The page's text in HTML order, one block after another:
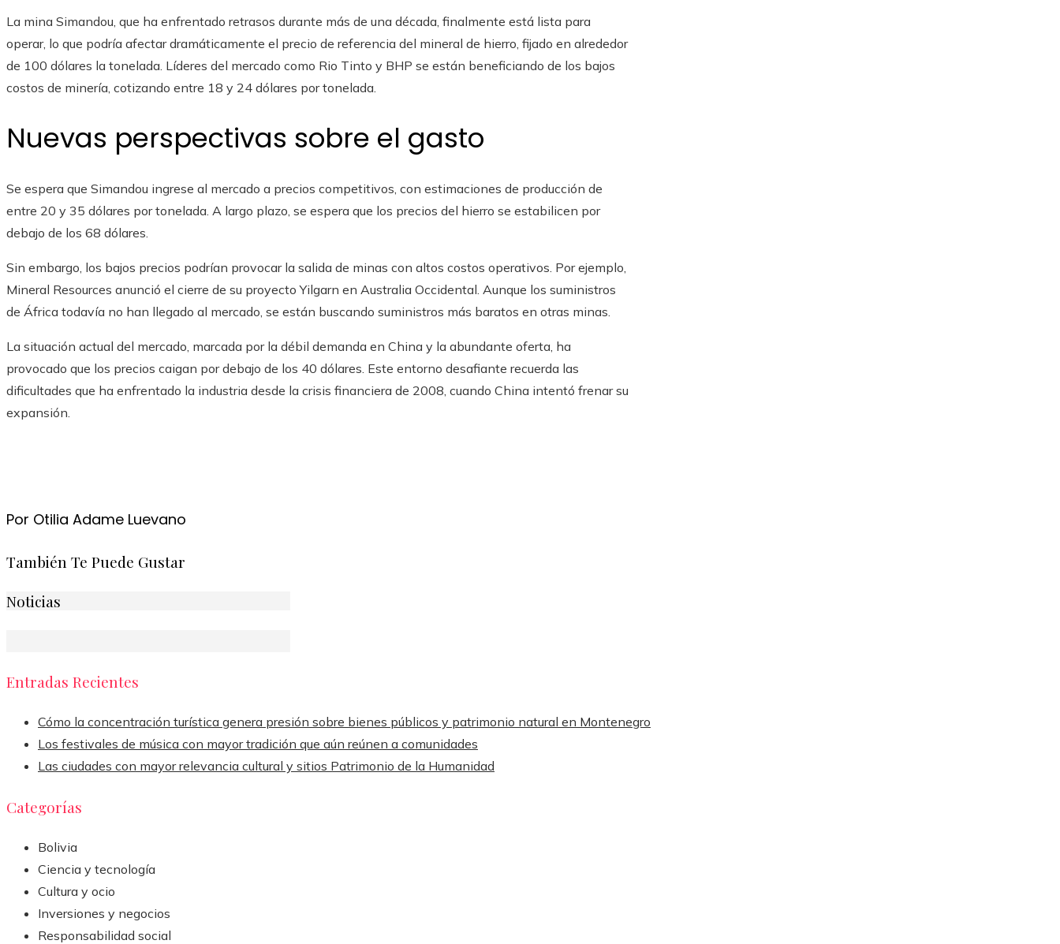
La mina Simandou, que ha enfrentado retrasos durante más de una década, finalmente está lista para
operar, lo que podría afectar dramáticamente el precio de referencia del mineral de hierro, fijado en alrededor
de 100 dólares la tonelada. Líderes del mercado como Rio Tinto y BHP se están beneficiando de los bajos
costos de minería, cotizando entre 18 y 24 dólares por tonelada.
Nuevas perspectivas sobre el gasto
Se espera que Simandou ingrese al mercado a precios competitivos, con estimaciones de producción de
entre 20 y 35 dólares por tonelada. A largo plazo, se espera que los precios del hierro se estabilicen por
debajo de los 68 dólares.
Sin embargo, los bajos precios podrían provocar la salida de minas con altos costos operativos. Por ejemplo,
Mineral Resources anunció el cierre de su proyecto Yilgarn en Australia Occidental. Aunque los suministros
de África todavía no han llegado al mercado, se están buscando suministros más baratos en otras minas.
La situación actual del mercado, marcada por la débil demanda en China y la abundante oferta, ha
provocado que los precios caigan por debajo de los 40 dólares. Este entorno desafiante recuerda las
dificultades que ha enfrentado la industria desde la crisis financiera de 2008, cuando China intentó frenar su
expansión.
Por Otilia Adame Luevano
También Te Puede Gustar
Noticias
Entradas Recientes
Cómo la concentración turística genera presión sobre bienes públicos y patrimonio natural en Montenegro
Los festivales de música con mayor tradición que aún reúnen a comunidades
Las ciudades con mayor relevancia cultural y sitios Patrimonio de la Humanidad
Categorías
Bolivia
Ciencia y tecnología
Cultura y ocio
Inversiones y negocios
Responsabilidad social